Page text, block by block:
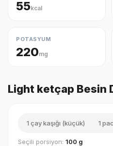
55kcal
POTASYUM
220mg
Light ketçap Besin
1 çay kaşığı (küçük) 1
Seçili porsiyon: 100 g